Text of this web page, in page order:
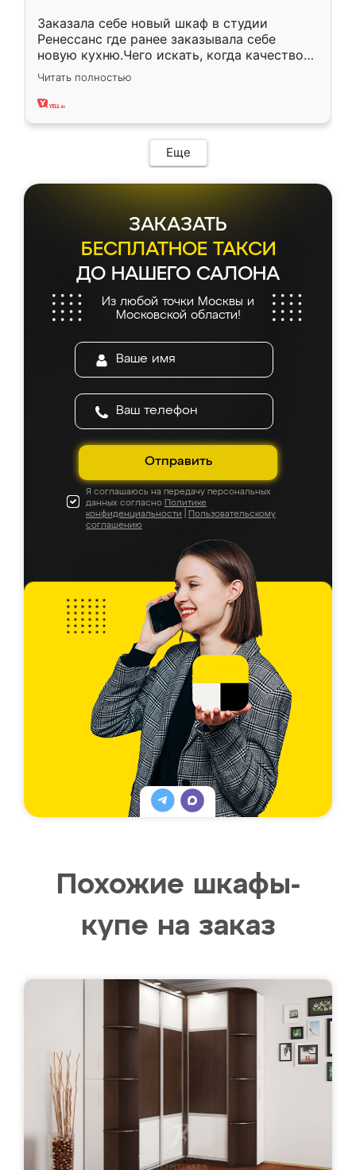
Заказала себе новый шкаф в студии
Ренессанс где ранее заказывала себе
новую кухню.Чего искать, когда качеством
вполне довольна. Служит кухня уже почти
два года, нареканий нет.
Читать полностью
Еще
ЗАКАЗАТЬ
БЕСПЛАТНОЕ ТАКСИ
ДО НАШЕГО САЛОНА
Из любой точки Москвы и
Московской области!
Отправить
Я соглашаюсь на передачу персональных
данных согласно Политике
конфиденциальности
Пользовательскому
соглашению
Похожие шкафы-
купе на заказ